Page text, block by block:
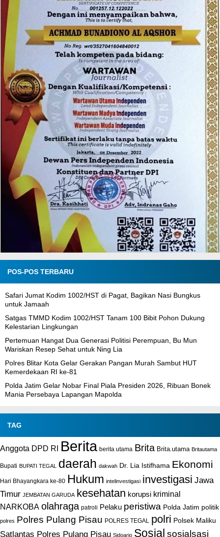
POS-POS TERBARU
Safari Jumat Kodim 1002/HST di Pagat, Bagikan Nasi Bungkus
untuk Jamaah
Satgas TMMD Kodim 1002/HST Tanam 100 Bibit Pohon Dukung
Kelestarian Lingkungan
Pertemuan Hangat Dua Generasi Politisi Perempuan, Bu Mun
Wariskan Resep Sehat untuk Ning Lia
Polres Blitar Kota Gelar Gerakan Pangan Murah Sambut HUT
Kemerdekaan RI ke-81
Polda Jatim Gelar Nobar Final Piala Presiden 2026, Ribuan Bonek
Mania Persebaya Lapangan Mapolda
TAG
Anggota DPD RI Berita berita utama Brita Brita.utama Britautama
Bupati BUPATI TEGAL daerah dakwah Dr. Lia Istifhama Ekonomi
Hari Bhayangkara ke-80 Hukum intelinvestigasi investigasi Jawa
Timur JEMBATAN GARUDA kesehatan korupsi kriminal
NARKOBA olahraga patroli Pelaku peristiwa Polda Jatim politik
polres Polres Pulang Pisau POLRES TEGAL polri Polsek Maliku
Satlantas Polres Pulang Pisau Sidoarjo Sosial sosialsasi